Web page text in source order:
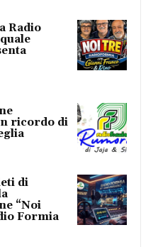
Radio
ricordo di
di
“Noi
Formia